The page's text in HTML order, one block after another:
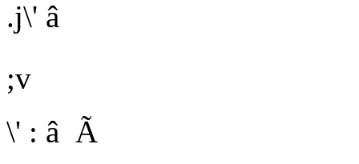
.j\' â
;v
\' : â Ã